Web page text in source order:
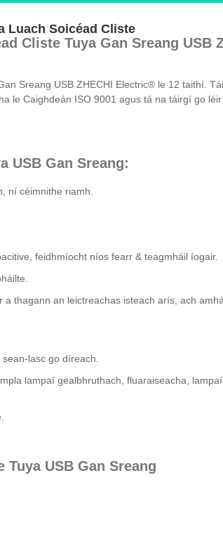
Luach Soicéad Cliste
Cliste Tuya Gan Sreang USB
Sreang USB ZHECHI Electric® le 12 taithí.
le Caighdeán ISO 9001 agus tá na táirgí go
USB Gan Sreang:
ní céimnithe riamh.
feidhmíocht níos fearr & teagmháil íogair.
thagann an leictreachas isteach arís, ach
lasc go díreach.
lampaí gealbhruthach, fluaraiseacha,
USB Gan Sreang